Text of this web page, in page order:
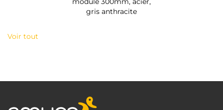
gris anthracite
Voir tout